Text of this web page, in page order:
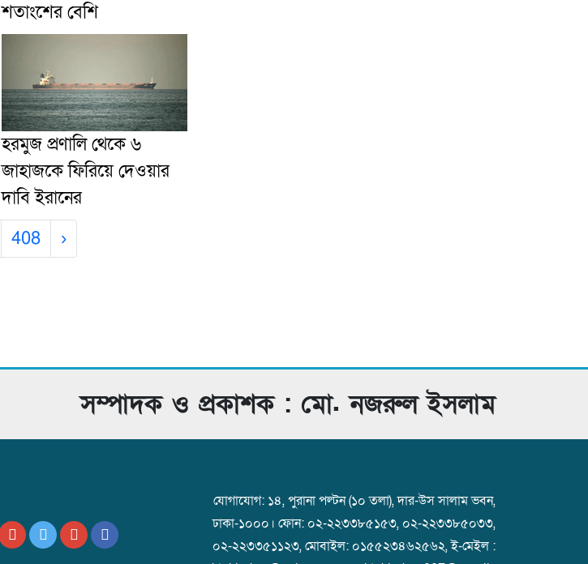
শতাংশের বেশি
হরমুজ প্রণালি থেকে ৬
জাহাজকে ফিরিয়ে দেওয়ার
দাবি ইরানের
408 ›
সম্পাদক ও প্রকাশক : মো. নজরুল ইসলাম
যোগাযোগ: ১৪, পুরানা পল্টন (১০ তলা), দার-উস সালাম ভবন,
ঢাকা-১০০০। ফোন: ০২-২২৩৩৮৫১৫৩, ০২-২২৩৩৮৫০৩৩,
০২-২২৩৩৫১১২৩, মোবাইল: ০১৫৫২৩৪৬২৫৬২, ই-মেইল :